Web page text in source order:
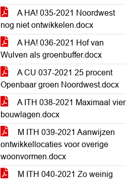
A HA! 035-2021 Noordwest
nog niet ontwikkelen.docx
A HA! 036-2021 Hof van
Wulven als groenbuffer.docx
A CU 037-2021 25 procent
Openbaar groen Noordwest.docx
A ITH 038-2021 Maximaal vier
bouwlagen.docx
M ITH 039-2021 Aanwijzen
ontwikkellocaties voor overige
woonvormen.docx
M ITH 040-2021 Zo weinig